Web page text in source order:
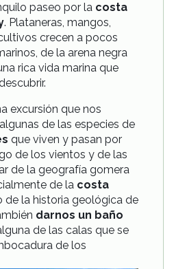
paseo por la costa
. Plataneras, mangos,
crecen a pocos
de la arena negra
rica vida marina que
excursión que nos
de las especies de
que viven y pasan por
de los vientos y de las
de la geografía gomera
de la costa
de la historia geológica de
darnos un baño
de las calas que se
de los